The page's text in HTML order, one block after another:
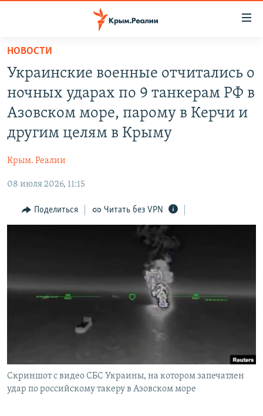
Вернуться
основному
содержанию
Вернутся
главной
Вернутся
СПЕЦПРОЕКТЫ
КАРТА ВОЕННЫХ ОБЪЕКТОВ КРЫМА
ВОДА
ИНФОГРАФИКА
ТЕЛЕПРОЕКТ КРЫМ.РЕАЛИИ
КРЫМ.НЕПОКОРЕННЫЙ
РАДІО СВОБОДА
КАК ОБОЙТИ БЛОКИРОВКУ
НОВОСТИ
Украинские военные отчитались о
ночных ударах по 9 танкерам РФ в
Азовском море, парому в Керчи и
другим целям в Крыму
Крым. Реалии
08 июля 2026, 11:15
Поделиться Читать без VPN
Скриншот с видео СБС Украины, на котором запечатлен
удар по российскому такеру в Азовском море